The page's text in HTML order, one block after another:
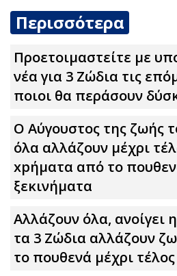
Περισσότερα
Προετοιμαστείτε με
νέα για 3 Zώδια τις
ποιοι θα περάσουν
Ο Αύγουστος της ζωής
όλα αλλάζουν μέχρι
xpήματα από το
ξεκινήματα
Αλλάζουν όλα, ανοίγει
τα 3 Zώδια αλλάζουν
το πουθενά μέχρι